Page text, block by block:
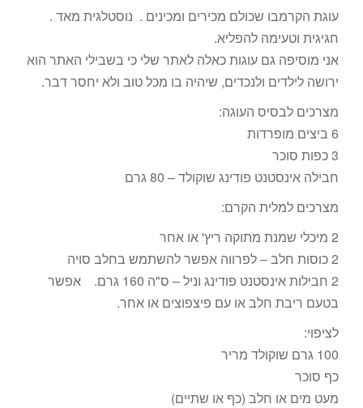
עוגת הקרמבו שכולם מכירים ומכינים . נוסטלגית מאד .
חגיגית וטעימה להפליא.
אני מוסיפה גם עוגות כאלה לאתר שלי כי בשבילי האתר הוא
ירושה לילדים ולנכדים, שיהיה בו מכל טוב ולא יחסר דבר.
מצרכים לבסיס העוגה:
6 ביצים מופרדות
3 כפות סוכר
חבילה אינסטנט פודינג שוקולד – 80 גרם
מצרכים למלית הקרם:
2 מיכלי שמנת מתוקה ריץ' או אחר
2 כוסות חלב – לפרווה אפשר להשתמש בחלב סויה
2 חבילות אינסטנט פודינג וניל – ס"ה 160 גרם. אפשר
בטעם ריבת חלב או עם פיצפוצים או אחר.
לציפוי:
100 גרם שוקולד מריר
כף סוכר
מעט מים או חלב (כף או שתיים)